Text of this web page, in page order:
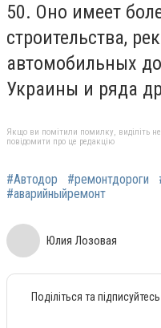
50. Оно имеет
строительства,
автомобильных
Украины и ряда
Якщо ви помітили помилку, виділіть
повідомити про це редакцію
#Автодор #ремонтдороги
#аварийныйремонт
Юлия Лозовая
Поділіться та